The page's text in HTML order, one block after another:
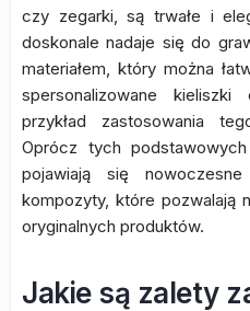
czy zegarki, są trwałe i
doskonale nadaje się do
materiałem, który można
spersonalizowane
przykład zastosowania
Oprócz tych
pojawiają się
kompozyty, które pozwalają
oryginalnych produktów.
Jakie są zalety